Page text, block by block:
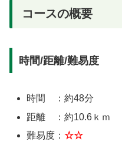
コースの概要
時間/距離/難易度
時間 ：約48分
距離 ：約10.6ｋｍ
難易度：☆☆